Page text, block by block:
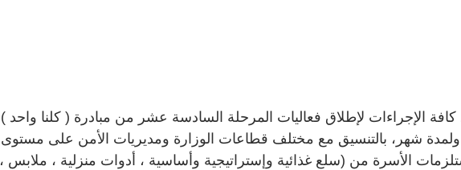
كافة الإجراءات لإطلاق فعاليات المرحلة السادسة عشر من مبادرة ( كلنا واحد )
إعتباراً من يوم 10/1/2021 ولمدة شهر، بالتنسيق مع مختلف قطاعات الوزارة ومديريات الأمن على مستوى
الأسرة من (سلع غذائية وإستراتيجية وأساسية ، أدوات منزلية ، ملابس ،